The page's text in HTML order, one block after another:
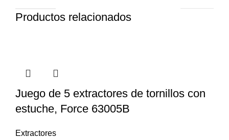
Productos relacionados
Juego de 5 extractores de tornillos con
estuche, Force 63005B
Extractores